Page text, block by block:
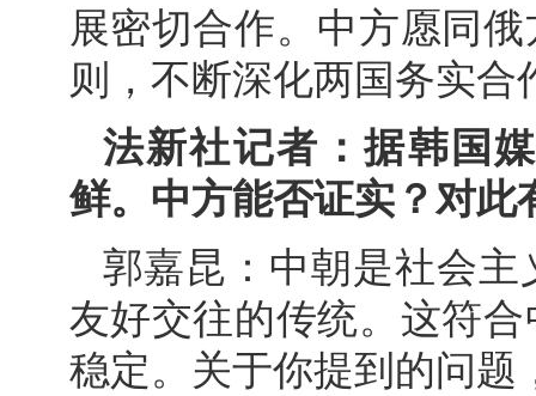
展密切合作。中方愿同
则，不断深化两国务实合
法新社记者：据韩国
鲜。中方能否证实？对此
郭嘉昆：中朝是社会
友好交往的传统。这符
稳定。关于你提到的问题